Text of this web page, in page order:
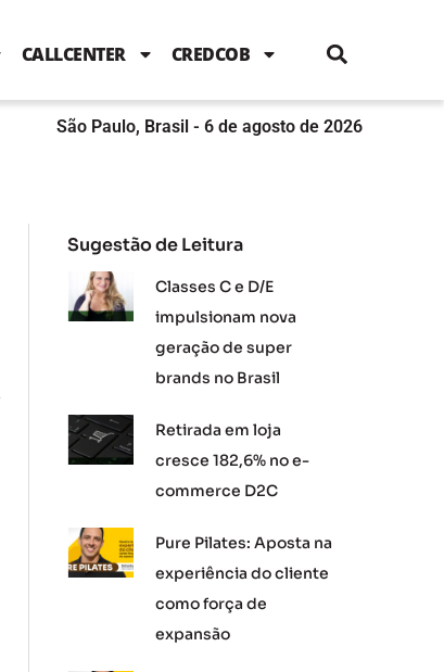
b
o
k
t
e
b
n
g
a
m
CALLCENTER CREDCOB
São Paulo, Brasil - 6 de agosto de 2026
Sugestão de Leitura
Classes C e D/E
impulsionam nova
geração de super
brands no Brasil
Retirada em loja
cresce 182,6% no e-
commerce D2C
Pure Pilates: Aposta na
experiência do cliente
como força de
expansão